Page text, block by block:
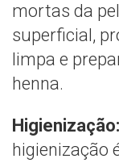
mortas da
superficial,
limpa e
henna.
Higienização:
higienização